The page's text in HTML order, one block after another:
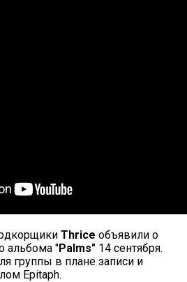
Thrice объявили о
альбома "Palms" 14 сентября.
группы в плане записи и
Epitaph.